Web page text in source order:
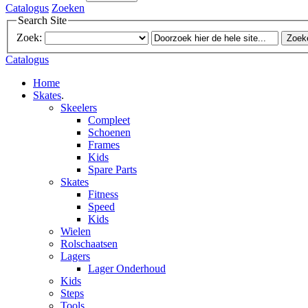
Catalogus Zoeken
Search Site
Zoek:
Catalogus
Home
Skates.
Skeelers
Compleet
Schoenen
Frames
Kids
Spare Parts
Skates
Fitness
Speed
Kids
Wielen
Rolschaatsen
Lagers
Lager Onderhoud
Kids
Steps
Tools